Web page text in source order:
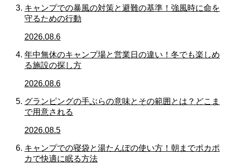
キャンプでの暴風の対策と避難の基準！強風時に命を
守るための行動
2026.08.6
年中無休のキャンプ場と営業日の違い！冬でも楽しめ
る施設の探し方
2026.08.6
グランピングの手ぶらの意味とその範囲とは？どこま
で用意される
2026.08.5
キャンプでの寝袋と湯たんぽの使い方！朝までポカポ
カで快適に眠る方法